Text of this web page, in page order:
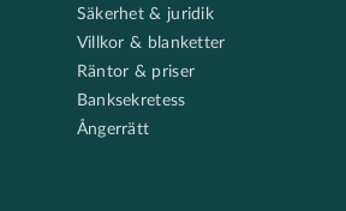
Säkerhet & juridik
Villkor & blanketter
Räntor & priser
Banksekretess
Ångerrätt